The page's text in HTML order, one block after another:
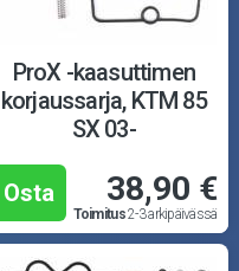
ProX -kaasuttimen
korjaussarja, KTM 85
SX 03-
Osta 38,90 €
Toimitus2-3 arkipäivässä